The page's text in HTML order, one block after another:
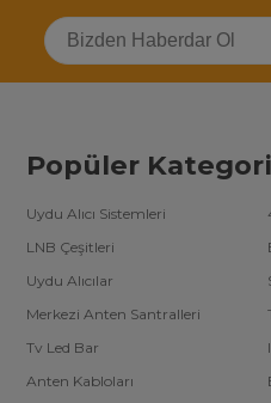
Popüler
Uydu Alıcı Sistemleri
LNB Çeşitleri
Uydu Alıcılar
Merkezi Anten Santralleri
Tv Led Bar
Anten Kabloları